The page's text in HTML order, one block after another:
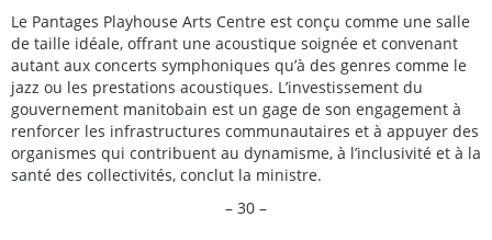
Le Pantages Playhouse Arts Centre est conçu comme une salle
de taille idéale, offrant une acoustique soignée et convenant
autant aux concerts symphoniques qu’à des genres comme le
jazz ou les prestations acoustiques. L’investissement du
gouvernement manitobain est un gage de son engagement à
renforcer les infrastructures communautaires et à appuyer des
organismes qui contribuent au dynamisme, à l’inclusivité et à la
santé des collectivités, conclut la ministre.
– 30 –